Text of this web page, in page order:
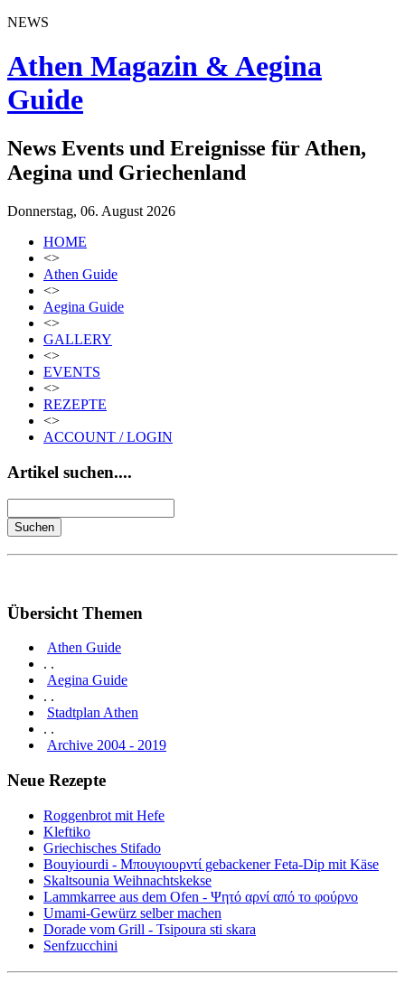
NEWS
Athen Magazin & Aegina
Guide
News Events und Ereignisse für Athen,
Aegina und Griechenland
Donnerstag, 06. August 2026
HOME
<>
Athen Guide
<>
Aegina Guide
<>
GALLERY
<>
EVENTS
<>
REZEPTE
<>
ACCOUNT / LOGIN
Artikel suchen....
Übersicht Themen
Athen Guide
. .
Aegina Guide
. .
Stadtplan Athen
. .
Archive 2004 - 2019
Neue Rezepte
Roggenbrot mit Hefe
Kleftiko
Griechisches Stifado
Bouyiourdi - Μπουγιουρντί gebackener Feta-Dip mit Käse
Skaltsounia Weihnachtskekse
Lammkarree aus dem Ofen - Ψητό αρνί από το φούρνο
Umami-Gewürz selber machen
Dorade vom Grill - Tsipoura sti skara
Senfzucchini